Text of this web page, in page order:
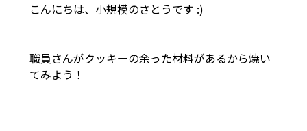
こんにちは、小規模のさとうです :)
職員さんがクッキーの余った材料があるから焼い
てみよう！